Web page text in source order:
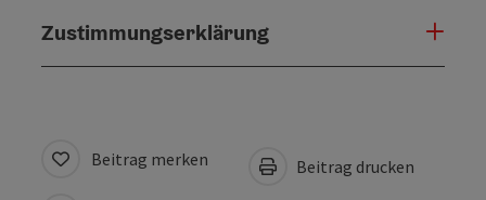
Zustimmungserklärung
Beitrag merken Beitrag drucken